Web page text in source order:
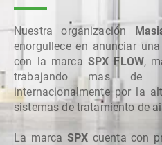
Nuestra organización
enorgullece en anunciar
con la marca SPX FLOW,
trabajando mas de
internacionalmente por la
sistemas de tratamiento de
La marca SPX cuenta con